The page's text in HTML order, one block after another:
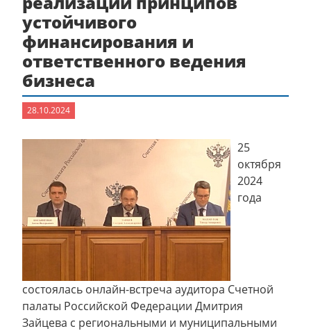
устойчивого
финансирования и
ответственного ведения
бизнеса
28.10.2024
25
октября
2024
года
состоялась онлайн-встреча аудитора Счетной
палаты Российской Федерации Дмитрия
Зайцева с региональными и муниципальными